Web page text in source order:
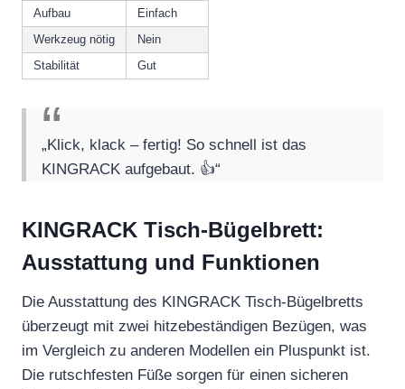
Aufbau
Einfach
Werkzeug nötig
Nein
Stabilität
Gut
„Klick, klack – fertig! So schnell ist das
KINGRACK aufgebaut. 👍“
KINGRACK Tisch-Bügelbrett:
Ausstattung und Funktionen
Die Ausstattung des KINGRACK Tisch-Bügelbretts
überzeugt mit zwei hitzebeständigen Bezügen, was
im Vergleich zu anderen Modellen ein Pluspunkt ist.
Die rutschfesten Füße sorgen für einen sicheren